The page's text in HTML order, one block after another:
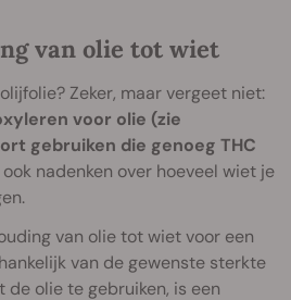
van olie tot wiet
Zeker, maar vergeet niet:
voor olie (zie
gebruiken die genoeg THC
nadenken over hoeveel wiet je
van olie tot wiet voor een
van de gewenste sterkte
de olie te gebruiken, is een